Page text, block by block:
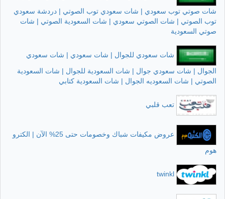
شات صوتي توب سعودي | شات سعودي توب الصوتي | دردشة سعودي
توب الصوتي | شات الصوتي سعودي | شات السعودية الصوتي | شات
صوتي السعودية
شات سعودي للجوال | شات سعودي | شات سعودي
الجوال | شات سعودي جوال | شات السعودية للجوال | شات السعودية
الصوتي | شات السعوديه الجوال | شات السعودية كتابي
تعب قلبي
عروض مكيفات شباك وخصومات حتى 25% الآن | الكترو
هوم
twinkl